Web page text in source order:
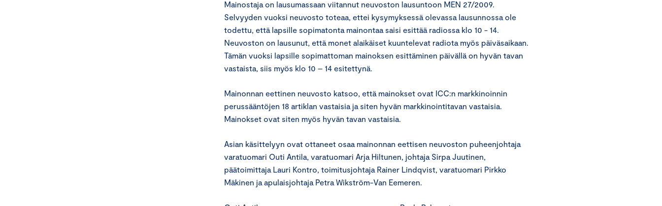
Mainostaja on lausumassaan viitannut neuvoston lausuntoon MEN 27/2009.
Selvyyden vuoksi neuvosto toteaa, ettei kysymyksessä olevassa lausunnossa ole
todettu, että lapsille sopimatonta mainontaa saisi esittää radiossa klo 10 - 14.
Neuvoston on lausunut, että monet alaikäiset kuuntelevat radiota myös päiväsaikaan.
Tämän vuoksi lapsille sopimattoman mainoksen esittäminen päivällä on hyvän tavan
vastaista, siis myös klo 10 – 14 esitettynä.
Mainonnan eettinen neuvosto katsoo, että mainokset ovat ICC:n markkinoinnin
perussääntöjen 18 artiklan vastaisia ja siten hyvän markkinointitavan vastaisia.
Mainokset ovat siten myös hyvän tavan vastaisia.
Asian käsittelyyn ovat ottaneet osaa mainonnan eettisen neuvoston puheenjohtaja
varatuomari Outi Antila, varatuomari Arja Hiltunen, johtaja Sirpa Juutinen,
päätoimittaja Lauri Kontro, toimitusjohtaja Rainer Lindqvist, varatuomari Pirkko
Mäkinen ja apulaisjohtaja Petra Wikström-Van Eemeren.